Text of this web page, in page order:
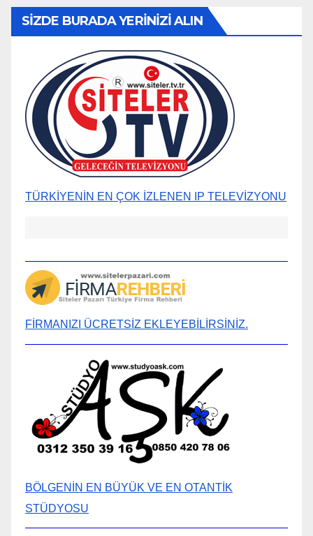
SİZDE BURADA YERİNİZİ ALIN
TÜRKİYENİN EN ÇOK İZLENEN IP TELEVİZYONU
FİRMANIZI ÜCRETSİZ EKLEYEBİLİRSİNİZ.
BÖLGENİN EN BÜYÜK VE EN OTANTİK
STÜDYOSU